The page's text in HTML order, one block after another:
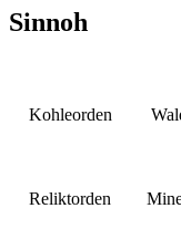
Sinnoh
Kohleorden
Reliktorden